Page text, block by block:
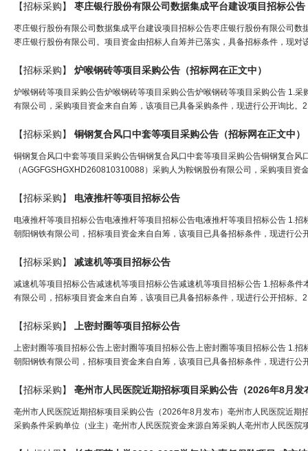
【招标采购】 枣庄银行股份有限公司数据集成平台建设项目招标公告
枣庄银行股份有限公司数据集成平台建设项目招标公告枣庄银行股份有限公司
枣庄银行股份有限公司。项目资金由招标人自筹并已落实，具备招标条件，现
【招标采购】 炉喉钢砖等项目采购公告（招标网在正文中）
炉喉钢砖等项目采购公告炉喉钢砖等项目采购公告炉喉钢砖等项目采购公告 1.
有限公司，采购项目资金来自自筹，该项目已具备采购条件，现进行公开询比
【招标采购】 铜钢复合风口中套等项目采购公告（招标网在正文中）
铜钢复合风口中套等项目采购公告铜钢复合风口中套等项目采购公告铜钢复合
（AGGFGSHGXHD260810310088）采购人为鞍钢股份有限公司，采购项目
【招标采购】 电液推杆等项目招标公告
电液推杆等项目招标公告电液推杆等项目招标公告电液推杆等项目招标公告 1.
朝阳钢铁有限公司，招标项目资金来自自筹，该项目已具备招标条件，现进行
【招标采购】 减速机等项目招标公告
减速机等项目招标公告减速机等项目招标公告减速机等项目招标公告 1.招标条
有限公司，招标项目资金来自自筹，该项目已具备招标条件，现进行公开招标
【招标采购】 上密封圈等项目招标公告
上密封圈等项目招标公告上密封圈等项目招标公告上密封圈等项目招标公告 1.
朝阳钢铁有限公司，招标项目资金来自自筹，该项目已具备招标条件，现进行
【招标采购】 亳州市人民医院近期招标项目采购公告（2026年8月发
亳州市人民医院近期招标项目采购公告（2026年8月发布）亳州市人民医院近
采购条件采购单位（业主）亳州市人民医院资金来源自筹采购人亳州市人民医